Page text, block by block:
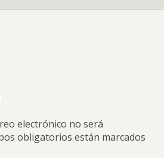
electrónico no será
obligatorios están marcados